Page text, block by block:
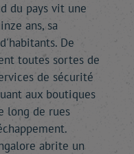
du pays vit une
ans, sa
De
toutes sortes de
de sécurité
aux boutiques
long de rues
abrite un